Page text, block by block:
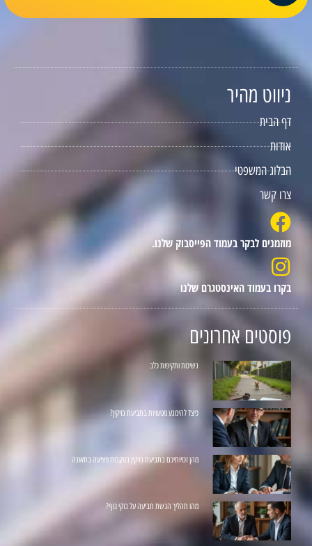
ניווט מהיר
דף הבית
אודות
הבלוג המשפטי
צרו קשר
מוזמנים לבקר בעמוד הפייסבוק שלנו.
בקרו בעמוד האינסטגרם שלנו
פוסטים אחרונים
נשיכות ותקיפות כלב
כיצד להימנע מטעויות בתביעת נזיקין?
מהן זכויותיכם בתביעת נזיקין בעקבות פציעה בתאונה
מהו תהליך הגשת תביעה על נזקי גוף?